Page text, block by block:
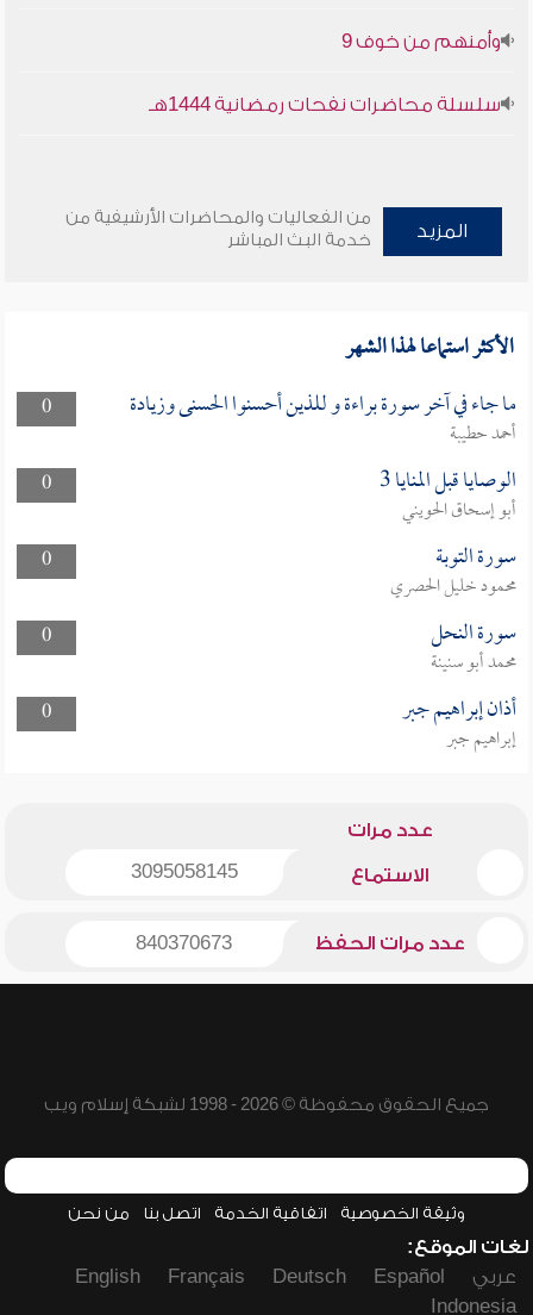
وأمنهم من خوف 9
سلسلة محاضرات نفحات رمضانية 1444هـ
المزيد
من الفعاليات والمحاضرات الأرشيفية من
خدمة البث المباشر
الأكثر استماعا لهذا الشهر
0 ما جاء في آخر سورة براءة و للذين أحسنوا الحسنى وزيادة
أحمد حطيبة
0
الوصايا قبل المنايا 3
أبو إسحاق الحويني
0
سورة التوبة
محمود خليل الحصري
0
سورة النحل
محمد أبو سنينة
0
أذان إبراهيم جبر
إبراهيم جبر
عدد مرات
الاستماع 3095058145
عدد مرات الحفظ 840370673
جميع الحقوق محفوظة © 2026 - 1998 لشبكة إسلام ويب
وثيقة الخصوصية اتفاقية الخدمة اتصل بنا من نحن
لغات الموقع:
عربي
Español
Deutsch
Français
English
Indonesia